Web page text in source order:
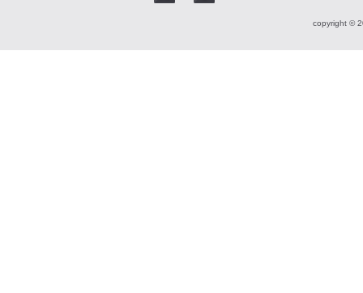
copyright ©